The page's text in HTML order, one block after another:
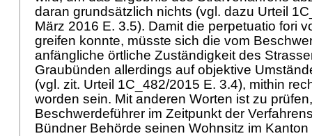
daran grundsätzlich nichts (vgl. dazu Urteil
März 2016 E. 3.5). Damit die perpetuatio fori
greifen konnte, müsste sich die vom
anfängliche örtliche Zuständigkeit des
Graubünden allerdings auf objektive
(vgl. zit. Urteil 1C_482/2015 E. 3.4), mithin
worden sein. Mit anderen Worten ist zu
Beschwerdeführer im Zeitpunkt der
Bündner Behörde seinen Wohnsitz im